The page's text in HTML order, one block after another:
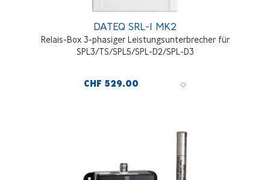
DATEQ SRL-1 MK2
Relais-Box 3-phasiger Leistungsunterbrecher für
SPL3/TS/SPL5/SPL-D2/SPL-D3
CHF 529.00